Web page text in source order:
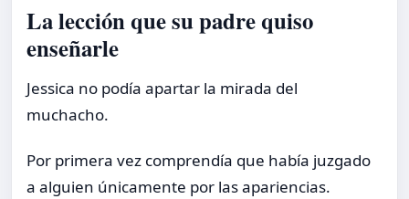
La lección que su padre quiso
enseñarle
Jessica no podía apartar la mirada del
muchacho.
Por primera vez comprendía que había juzgado
a alguien únicamente por las apariencias.